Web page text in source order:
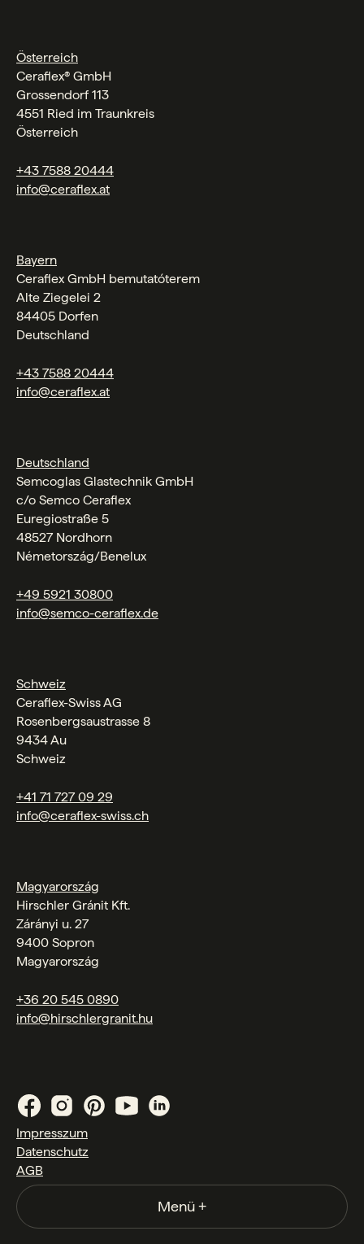
Menü+
Österreich
Ceraflex® GmbH
Grossendorf 113
4551 Ried im Traunkreis
Österreich
+43 7588 20444
info@ceraflex.at
Bayern
Ceraflex GmbH bemutatóterem
Alte Ziegelei 2
84405 Dorfen
Deutschland
+43 7588 20444
info@ceraflex.at
Deutschland
Semcoglas Glastechnik GmbH
c/o Semco Ceraflex
Euregiostraße 5
48527 Nordhorn
Németország/Benelux
+49 5921 30800
info@semco-ceraflex.de
Schweiz
Ceraflex-Swiss AG
Rosenbergsaustrasse 8
9434 Au
Schweiz
+41 71 727 09 29
info@ceraflex-swiss.ch
Magyarország
Hirschler Gránit Kft.
Zárányi u. 27
9400 Sopron
Magyarország
+36 20 545 0890
info@hirschlergranit.hu
Impresszum
Datenschutz
AGB